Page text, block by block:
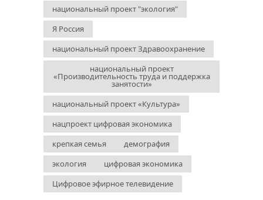
национальный проект "экология"
Я Россия
национальный проект Здравоохранение
национальный проект
«Производительность труда и поддержка
занятости»
национальный проект «Культура»
нацпроект цифровая экономика
крепкая семья
демография
экология
цифровая экономика
Цифровое эфирное телевидение